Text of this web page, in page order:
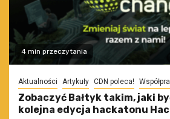
4 min przeczytania
Aktualności Artykuły CDN poleca!
Zobaczyć Bałtyk takim, jaki
kolejna edycja hackatonu